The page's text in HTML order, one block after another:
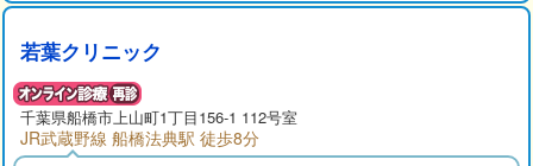
若葉クリニック
千葉県船橋市上山町1丁目156-1 112号室
JR武蔵野線 船橋法典駅 徒歩8分